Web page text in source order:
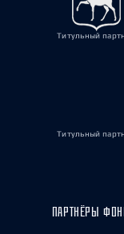
Титульный
Титульный
ПАРТНЁРЫ